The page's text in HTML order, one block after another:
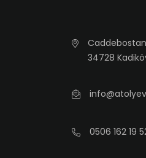
34728
0506 162 19